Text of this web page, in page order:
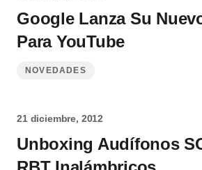
Google Lanza Su
Para YouTube
NOVEDADES
21 diciembre, 2012
Unboxing Audífonos